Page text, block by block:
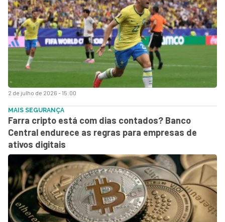
2 de julho de 2026 - 15:00
MAIS SEGURANÇA
Farra cripto está com dias contados? Banco
Central endurece as regras para empresas de
ativos digitais